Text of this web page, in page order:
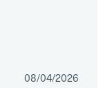
08/04/2026